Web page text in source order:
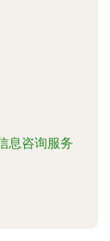
息咨询服务